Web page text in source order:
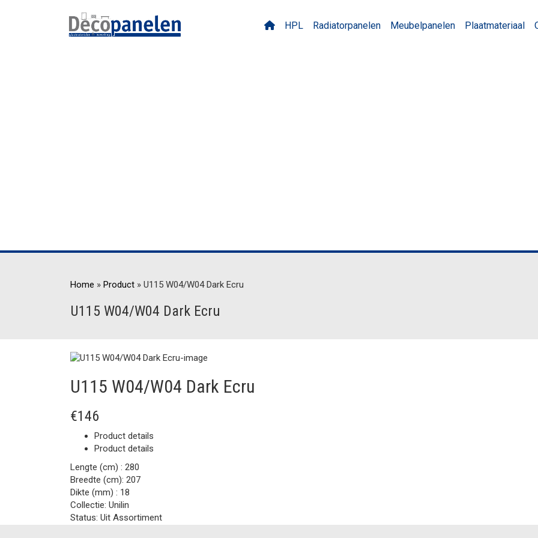
HPL Radiatorpanelen Meubelpanelen Plaatmateriaal
Home » Product » U115 W04/W04 Dark Ecru
U115 W04/W04 Dark Ecru
U115 W04/W04 Dark Ecru
€146
Product details
Product details
Lengte (cm) : 280
Breedte (cm): 207
Dikte (mm) : 18
Collectie: Unilin
Status: Uit Assortiment